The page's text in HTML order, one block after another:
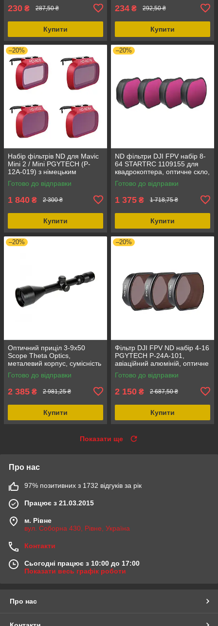
230 ₴ 287,50 ₴
Купити
234 ₴ 292,50 ₴
Купити
–20%
Набір фільтрів ND для Mavic
Mini 2 / Mini PGYTECH (P-
12A-019) з німецьким
оптичним склом Schott, 4
фільтри ND
Готово до відправки
1 840 ₴ 2 300 ₴
Купити
–20%
ND фільтри DJI FPV набір 8-
64 STARTRC 1109155 для
квадрокоптера, оптичне скло,
пластиковий кейс,
швидкознімний дизайн
Готово до відправки
1 375 ₴ 1 718,75 ₴
Купити
–20%
Оптичний приціл 3-9x50
Scope Theta Optics,
металевий корпус, сумісність
RIS 22 мм, діаметр об'єктиву
50 мм
Готово до відправки
2 385 ₴ 2 981,25 ₴
Купити
–20%
Фільтр DJI FPV ND набір 4-16
PGYTECH P-24A-101,
авіаційний алюміній, оптичне
скло, легкий та
швидкознімний дизайн
Готово до відправки
2 150 ₴ 2 687,50 ₴
Купити
Показати ще
Про нас
97% позитивних з 1732 відгуків за рік
Працює з 21.03.2015
м. Рівне
вул. Соборна 430, Рівне, Україна
Контакти
Сьогодні працює з 10:00 до 17:00
Показати весь графік роботи
Про нас